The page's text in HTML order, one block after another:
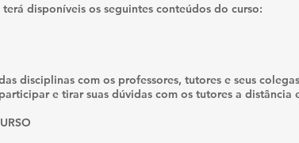
disponíveis os seguintes conteúdos do curso:
disciplinas com os professores, tutores e seus
e tirar suas dúvidas com os tutores a distância